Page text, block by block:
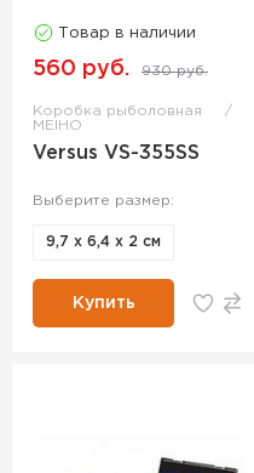
Товар в наличии
560 руб. 930 руб.
Коробка рыболовная
MEIHO
Versus VS-355SS
Выберите размер:
9,7 х 6,4 х 2 см
Купить